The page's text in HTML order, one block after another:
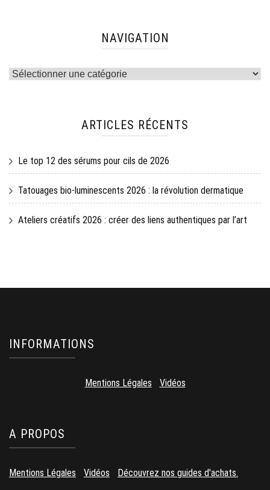
NAVIGATION
Navigation
ARTICLES RÉCENTS
Le top 12 des sérums pour cils de 2026
Tatouages bio-luminescents 2026 : la révolution dermatique
Ateliers créatifs 2026 : créer des liens authentiques par l’art
INFORMATIONS
Mentions Légales Vidéos
A PROPOS
Mentions Légales Vidéos Découvrez nos guides d'achats.